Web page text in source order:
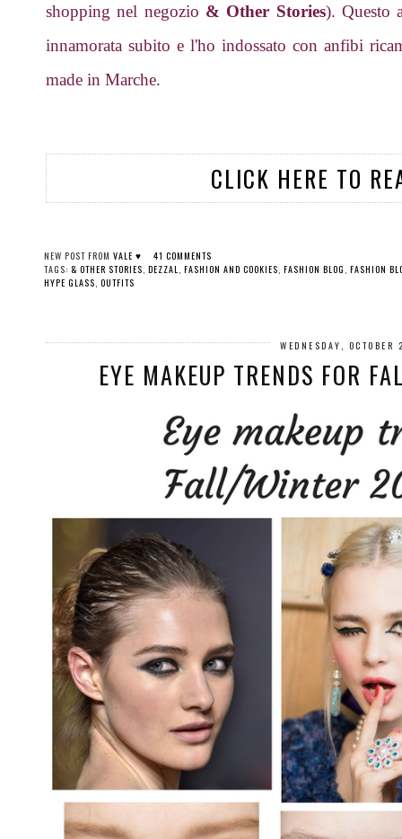
shopping nel negozio & Other Stories). Questo
innamorata subito e l'ho indossato con anfibi
made in Marche.
CLICK HERE TO
NEW POST FROM VALE ♥
41 COMMENTS
TAGS: & OTHER STORIES DEZZAL FASHION AND COOKIES FASHION BLOG FASHION
HYPE GLASS OUTFITS
WEDNESDAY,
EYE MAKEUP TRENDS FOR